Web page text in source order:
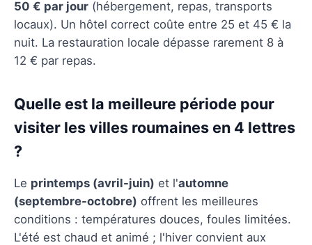
50 € par jour (hébergement, repas, transports
locaux). Un hôtel correct coûte entre 25 et 45 € la
nuit. La restauration locale dépasse rarement 8 à
12 € par repas.
Quelle est la meilleure période pour
visiter les villes roumaines en 4 lettres
?
Le printemps (avril-juin) et l'automne
(septembre-octobre) offrent les meilleures
conditions : températures douces, foules limitées.
L'été est chaud et animé ; l'hiver convient aux